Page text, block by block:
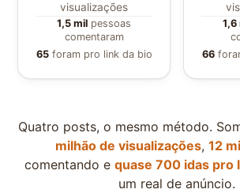
visualizações
1,5 mil pessoas
comentaram
65foram pro link da bio
1,6
66
Quatro posts, o mesmo método.
milhão de visualizações, 12
comentando e quase 700 idas pro
um real de anúncio.